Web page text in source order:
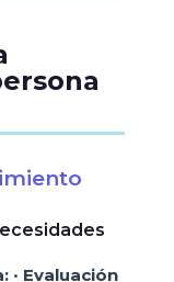
• Evaluación